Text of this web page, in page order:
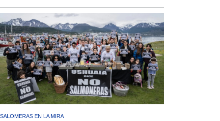
SALOMERAS EN LA MIRA